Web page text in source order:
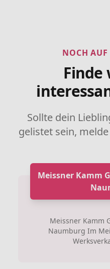
NOCH AUF
Finde
Sollte dein
gelistet sein,
Meissner Kamm
Meissner Kamm
Naumburg Im